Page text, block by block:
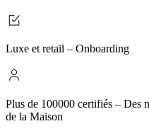
Luxe et retail – Onboarding
Plus de 100000 certifiés – Des
de la Maison